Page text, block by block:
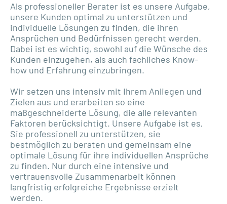
Als professioneller Berater ist es unsere Aufgabe,
unsere Kunden optimal zu unterstützen und
individuelle Lösungen zu finden, die ihren
Ansprüchen und Bedürfnissen gerecht werden.
Dabei ist es wichtig, sowohl auf die Wünsche des
Kunden einzugehen, als auch fachliches Know-
how und Erfahrung einzubringen.
Wir setzen uns intensiv mit Ihrem Anliegen und
Zielen aus und erarbeiten so eine
maßgeschneiderte Lösung, die alle relevanten
Faktoren berücksichtigt. Unsere Aufgabe ist es,
Sie professionell zu unterstützen, sie
bestmöglich zu beraten und gemeinsam eine
optimale Lösung für ihre individuellen Ansprüche
zu finden. Nur durch eine intensive und
vertrauensvolle Zusammenarbeit können
langfristig erfolgreiche Ergebnisse erzielt
werden.